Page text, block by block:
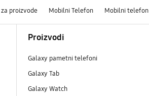
proizvode Mobilni Telefon Mobilni telefon
Proizvodi
Galaxy pametni telefoni
Galaxy Tab
Galaxy Watch